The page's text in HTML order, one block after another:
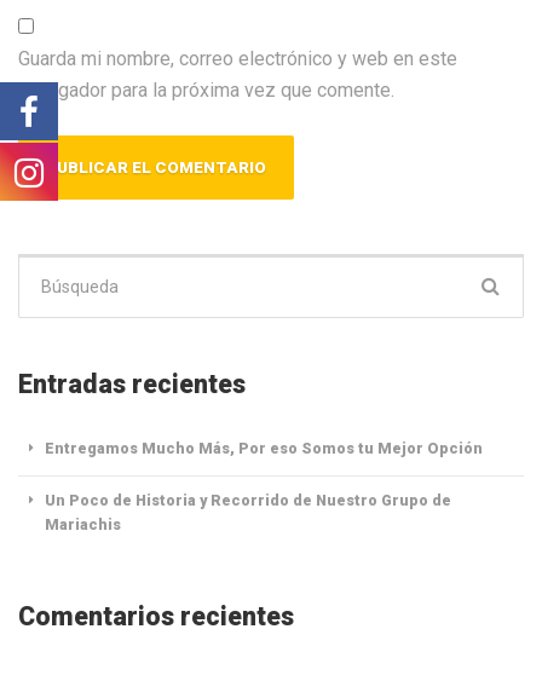
Guarda mi nombre, correo electrónico y web en este
navegador para la próxima vez que comente.
Entradas recientes
Entregamos Mucho Más, Por eso Somos tu Mejor Opción
Un Poco de Historia y Recorrido de Nuestro Grupo de
Mariachis
Comentarios recientes